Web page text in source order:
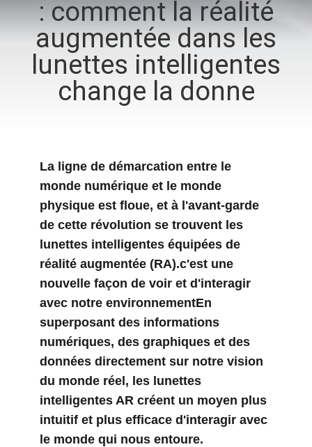
CONTRÔLE
QUALITÉ
DEMANDEZ
UNE
CITATION
SHOPPING
ONLINE
PLAN
SITE
: comment la réalité
augmentée dans les
lunettes intelligentes
change la donne
La ligne de démarcation entre le
monde numérique et le monde
physique est floue, et à l'avant-garde
de cette révolution se trouvent les
lunettes intelligentes équipées de
réalité augmentée (RA).c'est une
nouvelle façon de voir et d'interagir
avec notre environnementEn
superposant des informations
numériques, des graphiques et des
données directement sur notre vision
du monde réel, les lunettes
intelligentes AR créent un moyen plus
intuitif et plus efficace d'interagir avec
le monde qui nous entoure.